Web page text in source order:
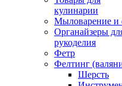
кулинарии
Мыловарение и
Органайзеры
рукоделия
Фетр
Фелтинг
Шерсть